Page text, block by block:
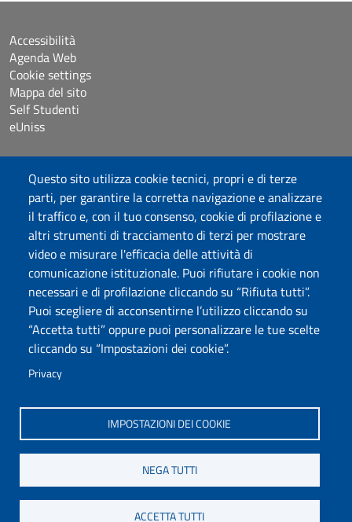
Questo sito utilizza cookie tecnici, propri e di terze
parti, per garantire la corretta navigazione e analizzare
il traffico e, con il tuo consenso, cookie di profilazione e
altri strumenti di tracciamento di terzi per mostrare
video e misurare l'efficacia delle attività di
comunicazione istituzionale. Puoi rifiutare i cookie non
necessari e di profilazione cliccando su “Rifiuta tutti”.
Puoi scegliere di acconsentirne l’utilizzo cliccando su
“Accetta tutti” oppure puoi personalizzare le tue scelte
cliccando su “Impostazioni dei cookie”.
Privacy
IMPOSTAZIONI DEI COOKIE
NEGA TUTTI
ACCETTA TUTTI
Università degli Studi di Sassari
Struttura di Raccordo
Facoltà di Medicina e Chirurgia
Viale San Pietro 43/B, 07100 Sassari
Fax 079 228213
www.uniss.it
Accessibilità
Agenda Web
Cookie settings
Mappa del sito
Self Studenti
eUniss
Dichiarazione di accessibilità
Posta elettronica @uniss.it
Protocollo
Seguici su